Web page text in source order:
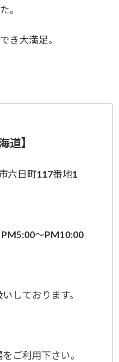
。
き大満足。
道】
六日町117番地1
～PM10:00
しております。
ご利用下さい。